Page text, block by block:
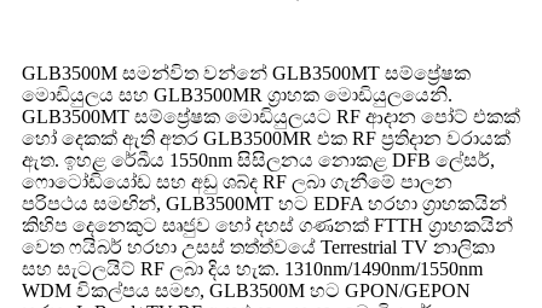
GLB3500M සමන්විත වන්නේ GLB3500MT සම්ප්‍රේෂක
මොඩියුලය සහ GLB3500MR ග්‍රාහක මොඩියුලයෙනි.
GLB3500MT සම්ප්‍රේෂක මොඩියුලයට RF ආදාන පෝට් එකක්
හෝ දෙකක් ඇති අතර GLB3500MR එක RF ප්‍රතිදාන වරායක්
ඇත. ඉහළ රේඛීය 1550nm සිසිලනය නොකළ DFB ලේසර්,
ෆොටෝඩියෝඩ සහ අඩු ශබ්ද RF ලබා ගැනීමේ පාලන
පරිපථය සමඟින්, GLB3500MT හට EDFA හරහා ග්‍රාහකයින්
කිහිප දෙනෙකුට සෘජුව හෝ දහස් ගණනක් FTTH ග්‍රාහකයින්
වෙත ෆයිබර් හරහා උසස් තත්ත්වයේ Terrestrial TV නාලිකා
සහ සැටලයිට් RF ලබා දිය හැක. 1310nm/1490nm/1550nm
WDM විකල්පය සමඟ, GLB3500M හට GPON/GEPON